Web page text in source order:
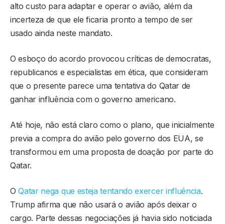
alto custo para adaptar e operar o avião, além da
incerteza de que ele ficaria pronto a tempo de ser
usado ainda neste mandato.
O esboço do acordo provocou críticas de democratas,
republicanos e especialistas em ética, que consideram
que o presente parece uma tentativa do Qatar de
ganhar influência com o governo americano.
Até hoje, não está claro como o plano, que inicialmente
previa a compra do avião pelo governo dos EUA, se
transformou em uma proposta de doação por parte do
Qatar.
OQatar nega que esteja tentando exercer influência.
Trump afirma que não usará o avião após deixar o
cargo. Parte dessas negociações já havia sido noticiada